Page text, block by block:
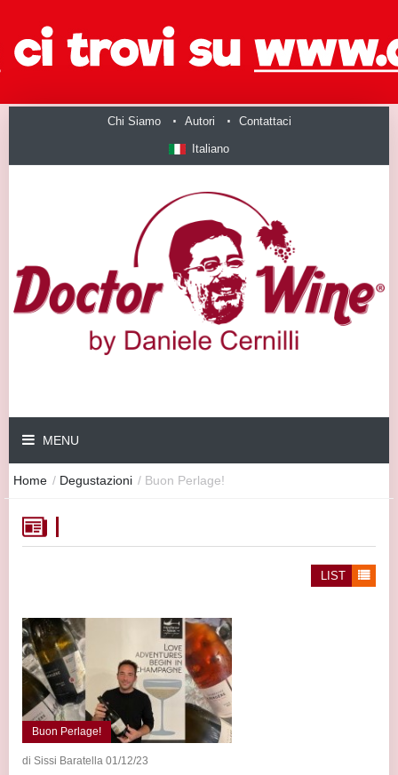
Chi Siamo Autori Contattaci
Italiano
MENU
Home / Degustazioni / Buon Perlage!
LIST
Buon Perlage!
di Sissi Baratella 01/12/23